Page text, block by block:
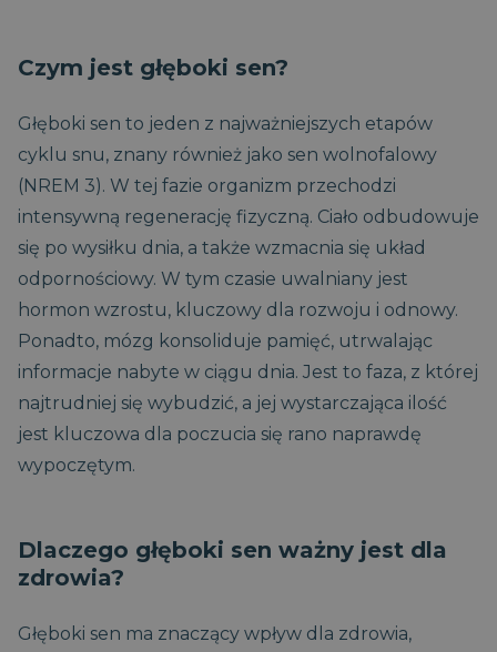
Czym jest głęboki sen?
Głęboki sen to jeden z najważniejszych etapów
cyklu snu, znany również jako sen wolnofalowy
(NREM 3). W tej fazie organizm przechodzi
intensywną regenerację fizyczną. Ciało odbudowuje
się po wysiłku dnia, a także wzmacnia się układ
odpornościowy. W tym czasie uwalniany jest
hormon wzrostu, kluczowy dla rozwoju i odnowy.
Ponadto, mózg konsoliduje pamięć, utrwalając
informacje nabyte w ciągu dnia. Jest to faza, z której
najtrudniej się wybudzić, a jej wystarczająca ilość
jest kluczowa dla poczucia się rano naprawdę
wypoczętym.
Dlaczego głęboki sen ważny jest dla
zdrowia?
Głęboki sen ma znaczący wpływ dla zdrowia,